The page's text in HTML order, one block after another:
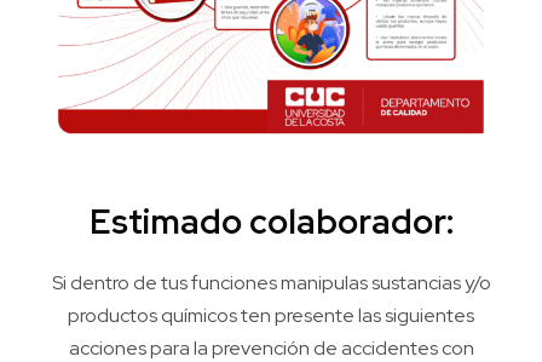
Estimado colaborador:
Si dentro de tus funciones manipulas sustancias y/o
productos químicos ten presente las siguientes
acciones para la prevención de accidentes con